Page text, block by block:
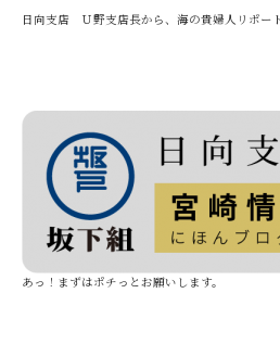
日向支店 Ｕ野支店長から、海の貴婦人リポー
あっ！まずはポチっとお願いします。